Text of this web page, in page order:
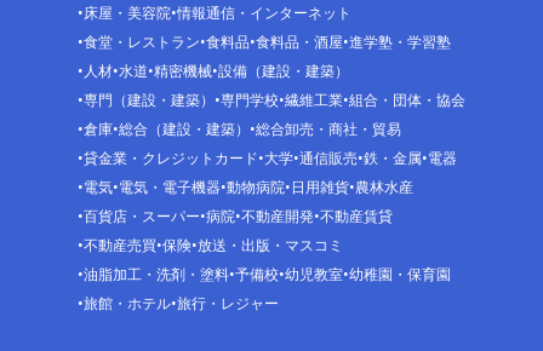
床屋・美容院 情報通信・インターネット
食堂・レストラン 食料品 食料品・酒屋 進学塾・学習塾
人材 水道 精密機械 設備（建設・建築）
専門（建設・建築）
専門学校 繊維工業 組合・団体・協会
倉庫 総合（建設・建築）
総合卸売・商社・貿易
貸金業・クレジットカード 大学 通信販売 鉄・金属 電器
電気 電気・電子機器 動物病院 日用雑貨 農林水産
百貨店・スーパー 病院 不動産開発 不動産賃貸
不動産売買 保険 放送・出版・マスコミ
油脂加工・洗剤・塗料 予備校 幼児教室 幼稚園・保育園
旅館・ホテル 旅行・レジャー